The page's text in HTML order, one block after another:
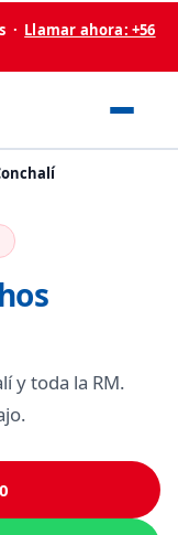
· Llamar ahora: +56
y toda la RM.